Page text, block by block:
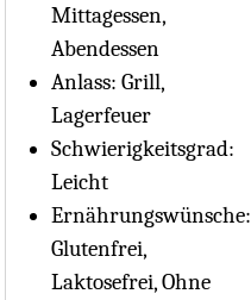
Mittagessen,
Abendessen
Anlass: Grill,
Lagerfeuer
Schwierigkeitsgrad:
Leicht
Ernährungswünsche:
Glutenfrei,
Laktosefrei, Ohne